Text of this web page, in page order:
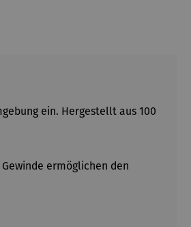
ein. Hergestellt aus 100
ermöglichen den